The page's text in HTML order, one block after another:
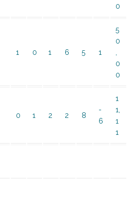
0
1 0 1 6 5 1
5
0
,
0
0
0 1 2 2 8
-
6
1
1,
1
1